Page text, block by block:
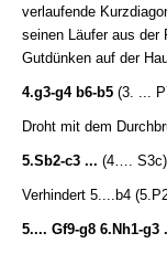
verlaufende
seinen Läufer aus der
Gutdünken auf der
4.g3-g4 b6-b5 (3. ...
Droht mit dem
5.Sb2-c3 ... (4…. S3c)
Verhindert 5....b4
5.... Gf9-g8 6. N h1-g3